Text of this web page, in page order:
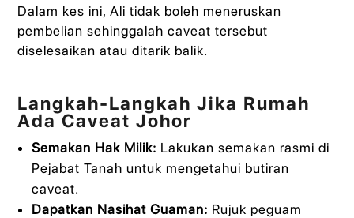
Dalam kes ini, Ali tidak boleh meneruskan
pembelian sehinggalah caveat tersebut
diselesaikan atau ditarik balik.
Langkah-Langkah Jika Rumah
Ada Caveat Johor
Semakan Hak Milik: Lakukan semakan rasmi di
Pejabat Tanah untuk mengetahui butiran
caveat.
Dapatkan Nasihat Guaman: Rujuk peguam